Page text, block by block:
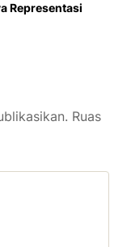
Representasi
Ruas